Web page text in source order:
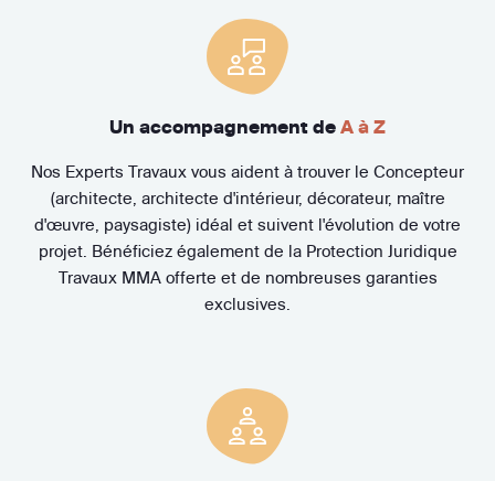
Un accompagnement de A à Z
Nos Experts Travaux vous aident à trouver le Concepteur
(architecte, architecte d'intérieur, décorateur, maître
d'œuvre, paysagiste) idéal et suivent l'évolution de votre
projet. Bénéficiez également de la Protection Juridique
Travaux MMA offerte et de nombreuses garanties
exclusives.